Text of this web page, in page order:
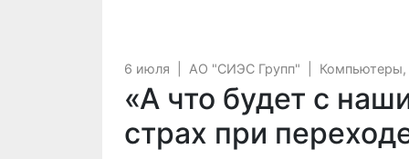
6 июля АО "СИЭС Групп" Компьютеры,
«А что будет с
страх при